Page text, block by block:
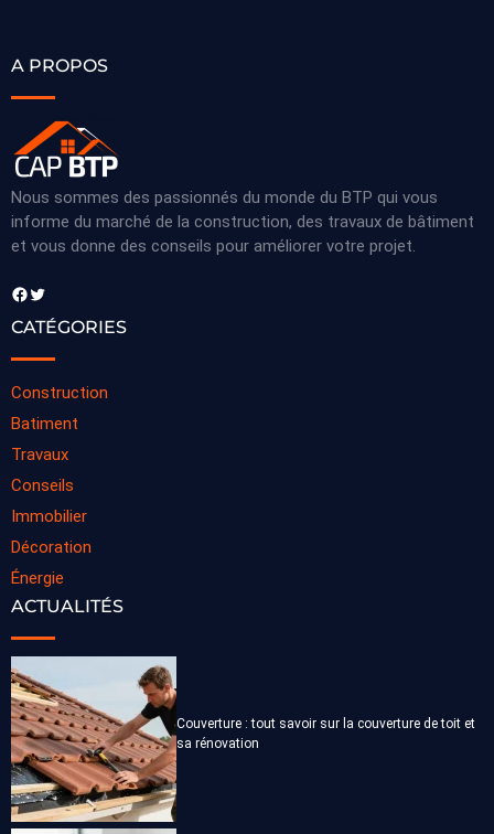
A PROPOS
Nous sommes des passionnés du monde du BTP qui vous
informe du marché de la construction, des travaux de bâtiment
et vous donne des conseils pour améliorer votre projet.
Facebook Twitter
CATÉGORIES
Construction
Batiment
Travaux
Conseils
Immobilier
Décoration
Énergie
ACTUALITÉS
Couverture : tout savoir sur la couverture de toit et
sa rénovation